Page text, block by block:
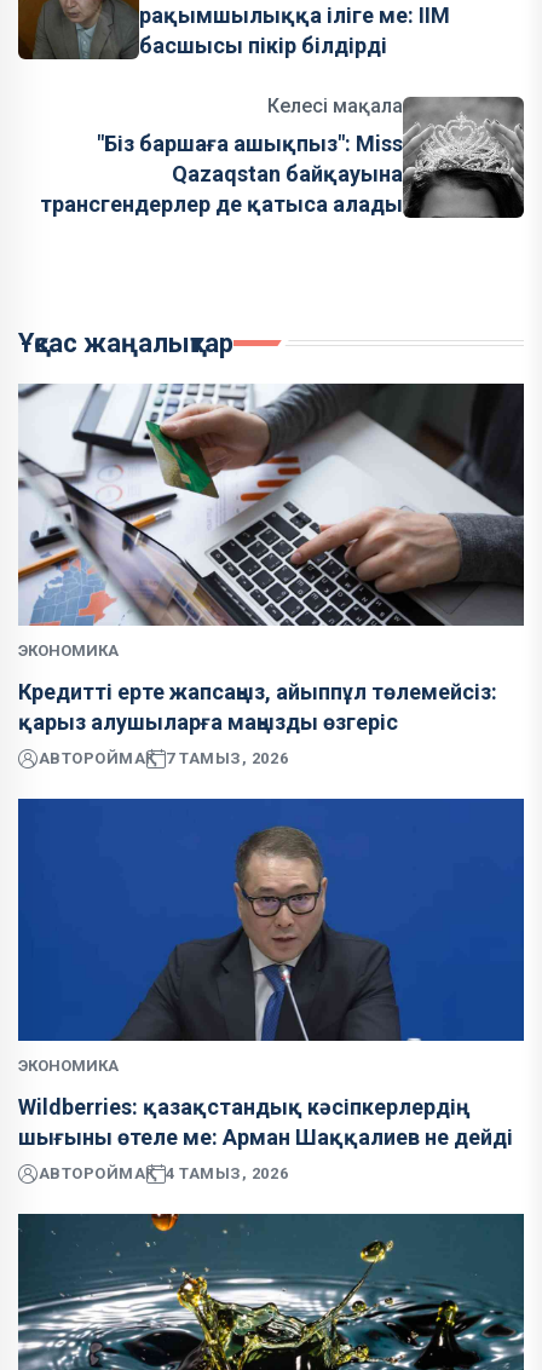
рақымшылыққа іліге ме: ІІМ
басшысы пікір білдірді
Келесі мақала
"Біз баршаға ашықпыз": Miss
Qazaqstan байқауына
трансгендерлер де қатыса алады
Ұқсас жаңалықтар
ЭКОНОМИКА
Кредитті ерте жапсаңыз, айыппұл төлемейсіз:
қарыз алушыларға маңызды өзгеріс
АВТОРОЙМАҚ 7 ТАМЫЗ, 2026
ЭКОНОМИКА
Wildberries: қазақстандық кәсіпкерлердің
шығыны өтеле ме: Арман Шаққалиев не дейді
АВТОРОЙМАҚ 4 ТАМЫЗ, 2026